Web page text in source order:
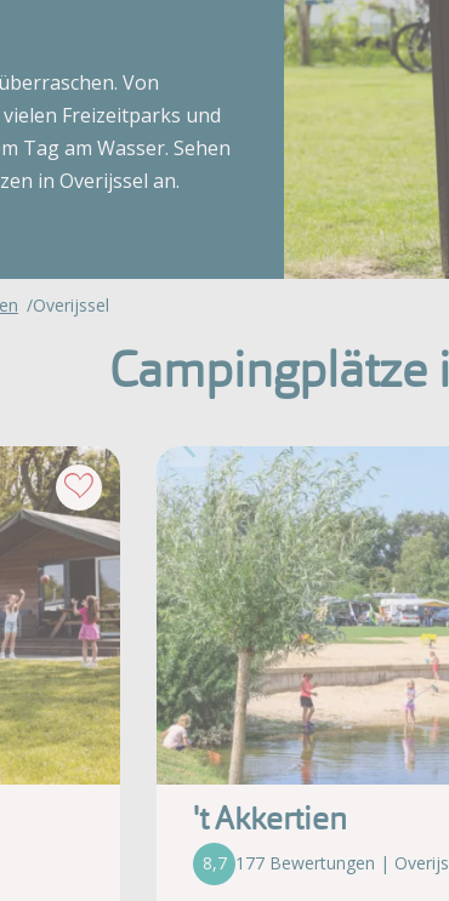
Besondere Mietunterkünfte
Alle Übernachtungsarten
anzeigen
Winter
Von
Freizeitparks und
Tag am Wasser. Sehen
in Overijssel an.
Overijssel
Campingplätze
't Akkertien
8,7 177 Bewertungen |